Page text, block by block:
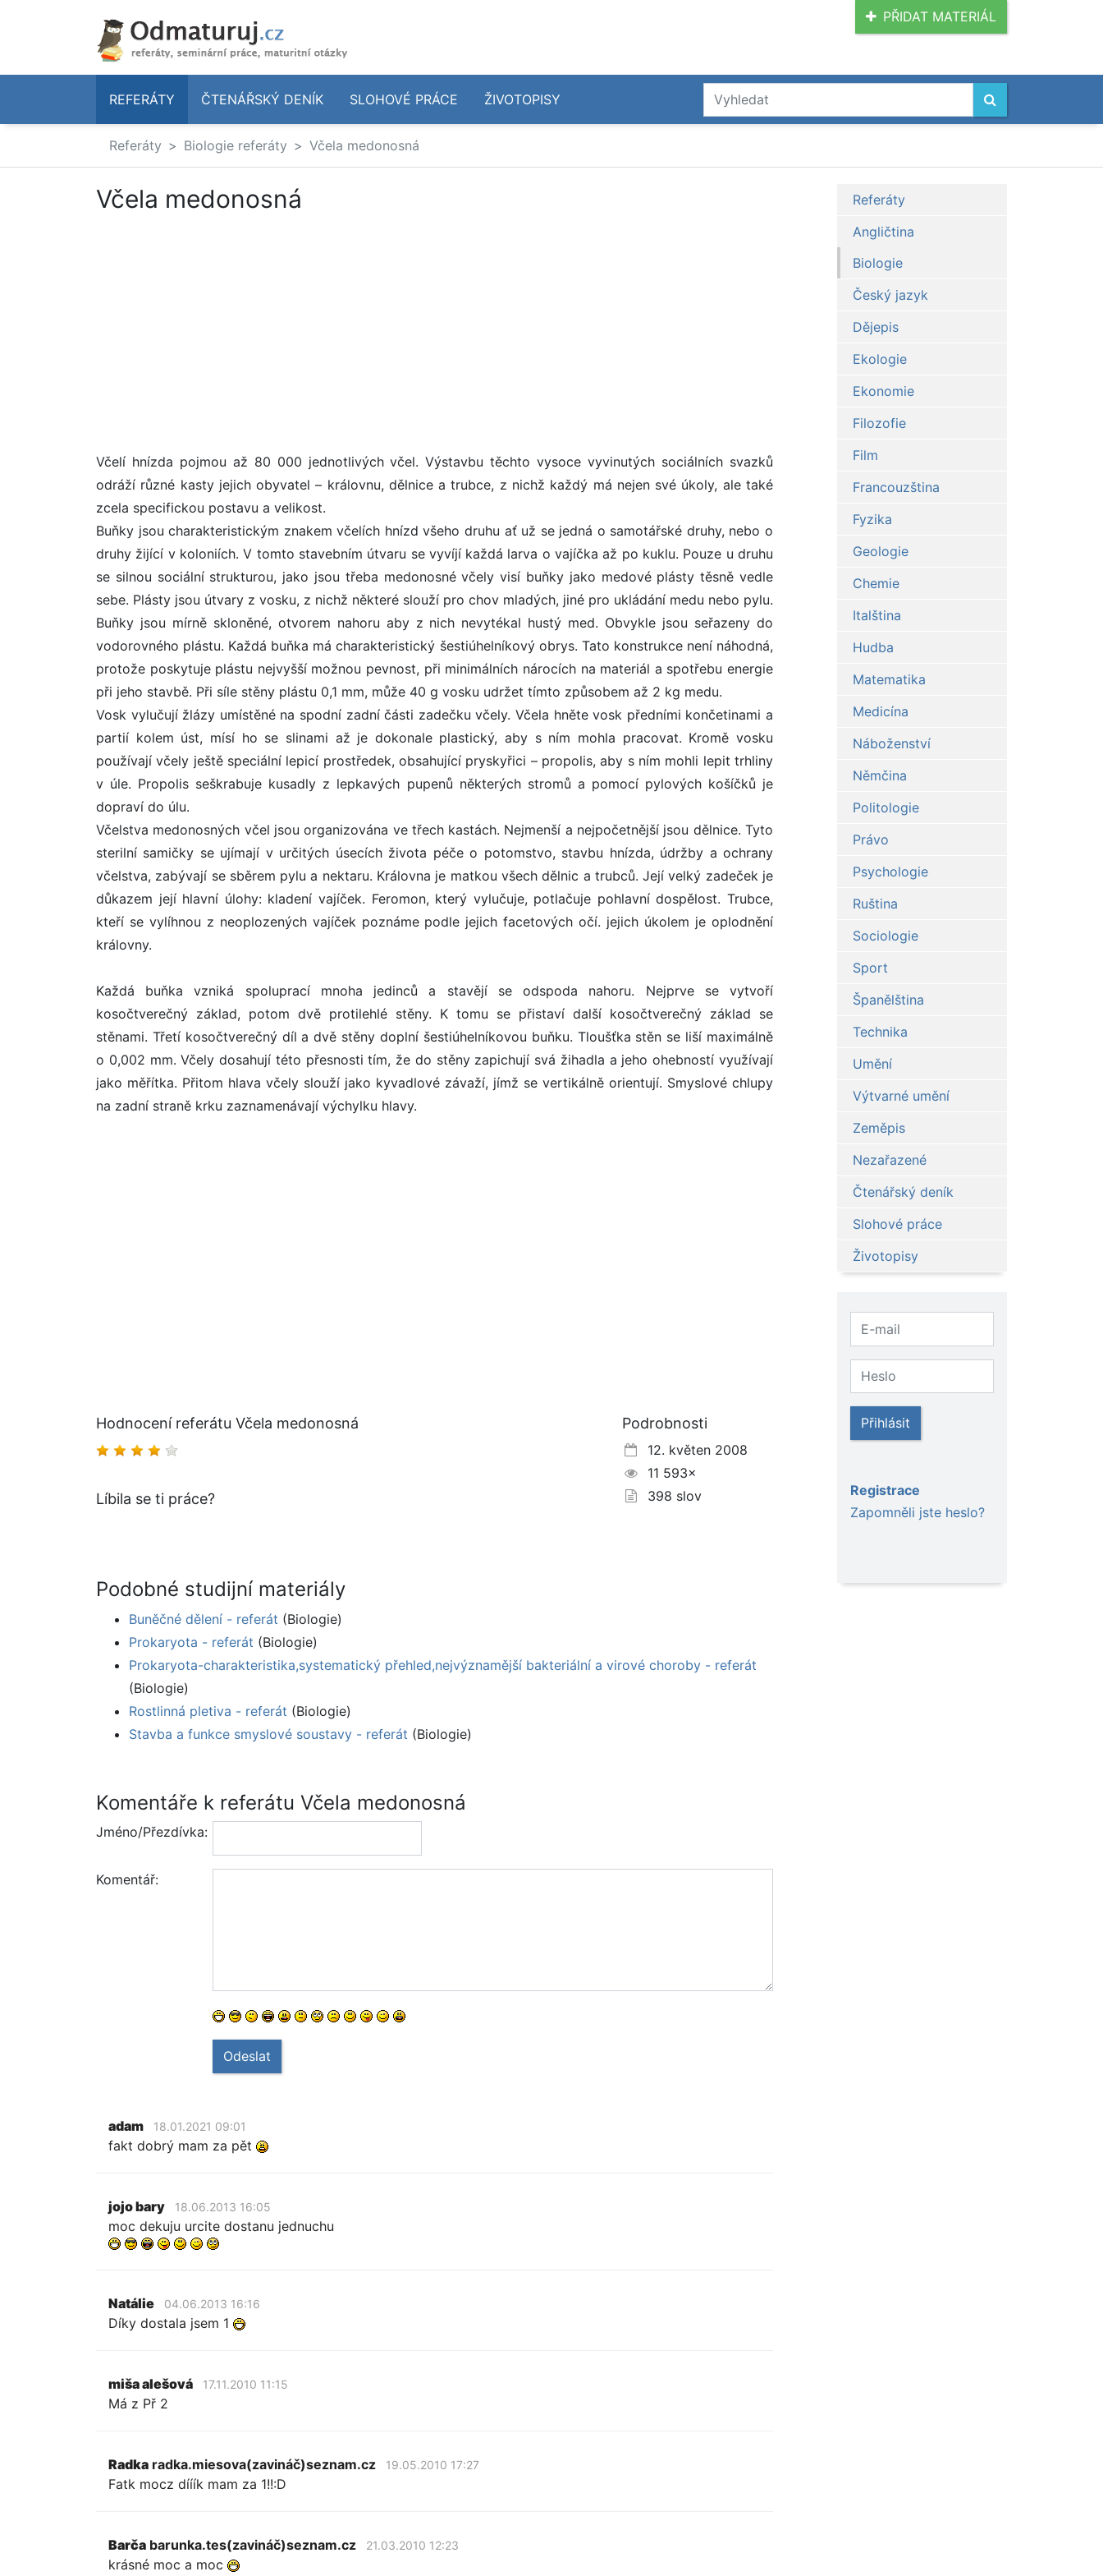
PŘIDAT MATERIÁL
REFERÁTY ČTENÁŘSKÝ DENÍK SLOHOVÉ PRÁCE ŽIVOTOPISY
Referáty Biologie referáty Včela medonosná
Včela medonosná
Včelí hnízda pojmou až 80 000 jednotlivých včel. Výstavbu těchto vysoce vyvinutých sociálních svazků
odráží různé kasty jejich obyvatel – královnu, dělnice a trubce, z nichž každý má nejen své úkoly, ale také
zcela specifickou postavu a velikost.
Buňky jsou charakteristickým znakem včelích hnízd všeho druhu ať už se jedná o samotářské druhy, nebo o
druhy žijící v koloniích. V tomto stavebním útvaru se vyvíjí každá larva o vajíčka až po kuklu. Pouze u druhu
se silnou sociální strukturou, jako jsou třeba medonosné včely visí buňky jako medové plásty těsně vedle
sebe. Plásty jsou útvary z vosku, z nichž některé slouží pro chov mladých, jiné pro ukládání medu nebo pylu.
Buňky jsou mírně skloněné, otvorem nahoru aby z nich nevytékal hustý med. Obvykle jsou seřazeny do
vodorovného plástu. Každá buňka má charakteristický šestiúhelníkový obrys. Tato konstrukce není náhodná,
protože poskytuje plástu nejvyšší možnou pevnost, při minimálních nárocích na materiál a spotřebu energie
při jeho stavbě. Při síle stěny plástu 0,1 mm, může 40 g vosku udržet tímto způsobem až 2 kg medu.
Vosk vylučují žlázy umístěné na spodní zadní části zadečku včely. Včela hněte vosk předními končetinami a
partií kolem úst, mísí ho se slinami až je dokonale plastický, aby s ním mohla pracovat. Kromě vosku
používají včely ještě speciální lepicí prostředek, obsahující pryskyřici – propolis, aby s ním mohli lepit trhliny
v úle. Propolis seškrabuje kusadly z lepkavých pupenů některých stromů a pomocí pylových košíčků je
dopraví do úlu.
Včelstva medonosných včel jsou organizována ve třech kastách. Nejmenší a nejpočetnější jsou dělnice. Tyto
sterilní samičky se ujímají v určitých úsecích života péče o potomstvo, stavbu hnízda, údržby a ochrany
včelstva, zabývají se sběrem pylu a nektaru. Královna je matkou všech dělnic a trubců. Její velký zadeček je
důkazem její hlavní úlohy: kladení vajíček. Feromon, který vylučuje, potlačuje pohlavní dospělost. Trubce,
kteří se vylíhnou z neoplozených vajíček poznáme podle jejich facetových očí. jejich úkolem je oplodnění
královny.
Každá buňka vzniká spoluprací mnoha jedinců a stavějí se odspoda nahoru. Nejprve se vytvoří
kosočtverečný základ, potom dvě protilehlé stěny. K tomu se přistaví další kosočtverečný základ se
stěnami. Třetí kosočtverečný díl a dvě stěny doplní šestiúhelníkovou buňku. Tloušťka stěn se liší maximálně
o 0,002 mm. Včely dosahují této přesnosti tím, že do stěny zapichují svá žihadla a jeho ohebností využívají
jako měřítka. Přitom hlava včely slouží jako kyvadlové závaží, jímž se vertikálně orientují. Smyslové chlupy
na zadní straně krku zaznamenávají výchylku hlavy.
Hodnocení referátu Včela medonosná
Líbila se ti práce?
Podrobnosti
12. květen 2008
11 593×
398 slov
Podobné studijní materiály
Buněčné dělení - referát (Biologie)
Prokaryota - referát (Biologie)
Prokaryota-charakteristika,systematický přehled,nejvýznamější bakteriální a virové choroby - referát
(Biologie)
Rostlinná pletiva - referát (Biologie)
Stavba a funkce smyslové soustavy - referát (Biologie)
Komentáře k referátu Včela medonosná
Jméno/Přezdívka:
Komentář:
Odeslat
adam 18.01.2021 09:01
fakt dobrý mam za pět
jojo bary 18.06.2013 16:05
moc dekuju urcite dostanu jednuchu
Natálie 04.06.2013 16:16
Díky dostala jsem 1
miša alešová 17.11.2010 11:15
Má z Př 2
Radka radka.miesova(zavináč)seznam.cz 19.05.2010 17:27
Fatk mocz dííík mam za 1!!:D
Barča barunka.tes(zavináč)seznam.cz 21.03.2010 12:23
krásné moc a moc
Referáty
Angličtina
Biologie
Český jazyk
Dějepis
Ekologie
Ekonomie
Filozofie
Film
Francouzština
Fyzika
Geologie
Chemie
Italština
Hudba
Matematika
Medicína
Náboženství
Němčina
Politologie
Právo
Psychologie
Ruština
Sociologie
Sport
Španělština
Technika
Umění
Výtvarné umění
Zeměpis
Nezařazené
Čtenářský deník
Slohové práce
Životopisy
Přihlásit
Registrace
Zapomněli jste heslo?